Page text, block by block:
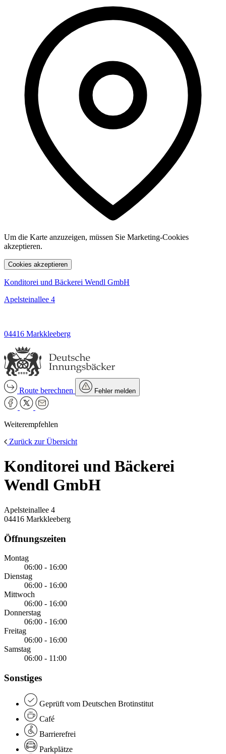
Um die Karte anzuzeigen, müssen Sie Marketing-Cookies
akzeptieren.
Cookies akzeptieren
Konditorei und Bäckerei Wendl GmbH
Apelsteinallee 4
04416 Markkleeberg
Route berechnen Fehler melden
Weiterempfehlen
Zurück zur Übersicht
Konditorei und Bäckerei
Wendl GmbH
Apelsteinallee 4
04416 Markkleeberg
Öffnungszeiten
Montag
06:00 - 16:00
Dienstag
06:00 - 16:00
Mittwoch
06:00 - 16:00
Donnerstag
06:00 - 16:00
Freitag
06:00 - 16:00
Samstag
06:00 - 11:00
Sonstiges
Geprüft vom Deutschen Brotinstitut
Café
Barrierefrei
Parkplätze